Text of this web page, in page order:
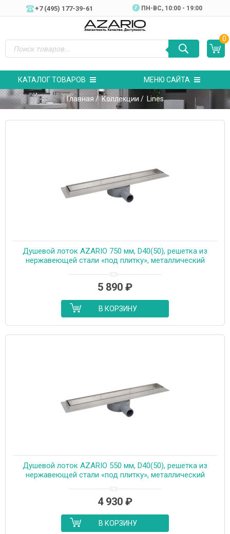
+7 (495) 177-39-61 ПН-ВC, 10:00 - 19:00
0
КАТАЛОГ ТОВАРОВ МЕНЮ САЙТА
Главная/Коллекции / Lines
Душевой лоток AZARIO 750 мм, D40(50), решетка из
нержавеющей стали «под плитку», металлический
(AZT3TILE750)
5 890 ₽
В КОРЗИНУ
Душевой лоток AZARIO 550 мм, D40(50), решетка из
нержавеющей стали «под плитку», металлический
(AZT3TILE550)
4 930 ₽
В КОРЗИНУ